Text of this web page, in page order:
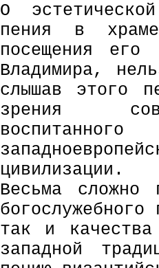
О
пения в
посещения
Владимира,
слышав этого
зрения
цивилизации.
Весьма сложно
так и
западной